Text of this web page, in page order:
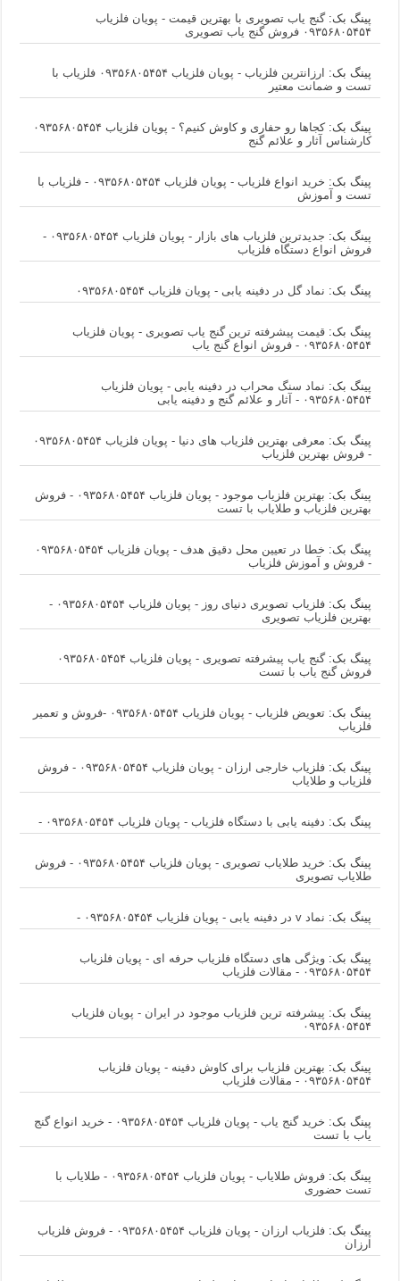
پینگ بک:گنج یاب تصویری با بهترین قیمت - پویان فلزیاب
۰۹۳۵۶۸۰۵۴۵۴ فروش گنج یاب تصویری
پینگ بک:
ارزانترین فلزیاب - پویان فلزیاب ۰۹۳۵۶۸۰۵۴۵۴ فلزیاب با
تست و ضمانت معتیر
پینگ بک:
کجاها رو حفاری و کاوش کنیم؟ - پویان فلزیاب ۰۹۳۵۶۸۰۵۴۵۴
کارشناس آثار و علائم گنج
پینگ بک:
خرید انواع فلزیاب - پویان فلزیاب ۰۹۳۵۶۸۰۵۴۵۴ - فلزیاب با
تست و آموزش
پینگ بک:
جدیدترین فلزیاب های بازار - پویان فلزیاب ۰۹۳۵۶۸۰۵۴۵۴ -
فروش انواع دستگاه فلزیاب
پینگ بک: نماد گل در دفینه یابی - پویان فلزیاب ۰۹۳۵۶۸۰۵۴۵۴
پینگ بک:قیمت پیشرفته ترین گنج یاب تصویری - پویان فلزیاب
۰۹۳۵۶۸۰۵۴۵۴ - فروش انواع گنج یاب
پینگ بک: نماد سنگ محراب در دفینه یابی - پویان فلزیاب
۰۹۳۵۶۸۰۵۴۵۴ - آثار و علائم گنج و دفینه یابی
پینگ بک:
معرفی بهترین فلزیاب های دنیا - پویان فلزیاب ۰۹۳۵۶۸۰۵۴۵۴
- فروش بهترین فلزیاب
پینگ بک:
بهترین فلزیاب موجود - پویان فلزیاب ۰۹۳۵۶۸۰۵۴۵۴ - فروش
بهترین فلزیاب و طلایاب با تست
پینگ بک:
خطا در تعیین محل دقیق هدف - پویان فلزیاب ۰۹۳۵۶۸۰۵۴۵۴
- فروش و آموزش فلزیاب
پینگ بک:
فلزیاب تصویری دنیای روز - پویان فلزیاب ۰۹۳۵۶۸۰۵۴۵۴ -
بهترین فلزیاب تصویری
پینگ بک:
گنج یاب پیشرفته تصویری - پویان فلزیاب ۰۹۳۵۶۸۰۵۴۵۴
فروش گنج یاب با تست
پینگ بک:
تعویض فلزیاب - پویان فلزیاب ۰۹۳۵۶۸۰۵۴۵۴ -فروش و تعمیر
فلزیاب
پینگ بک:
فلزیاب خارجی ارزان - پویان فلزیاب ۰۹۳۵۶۸۰۵۴۵۴ - فروش
فلزیاب و طلایاب
پینگ بک: دفینه یابی با دستگاه فلزیاب - پویان فلزیاب ۰۹۳۵۶۸۰۵۴۵۴ -
پینگ بک:
خرید طلایاب تصویری - پویان فلزیاب ۰۹۳۵۶۸۰۵۴۵۴ - فروش
طلایاب تصویری
پینگ بک: نماد v در دفینه یابی - پویان فلزیاب ۰۹۳۵۶۸۰۵۴۵۴ -
پینگ بک:ویژگی های دستگاه فلزیاب حرفه ای - پویان فلزیاب
۰۹۳۵۶۸۰۵۴۵۴ - مقالات فلزیاب
پینگ بک: پیشرفته ترین فلزیاب موجود در ایران - پویان فلزیاب
۰۹۳۵۶۸۰۵۴۵۴
پینگ بک: بهترین فلزیاب برای کاوش دفینه - پویان فلزیاب
۰۹۳۵۶۸۰۵۴۵۴ - مقالات فلزیاب
پینگ بک:
خرید گنج یاب - پویان فلزیاب ۰۹۳۵۶۸۰۵۴۵۴ - خرید انواع گنج
یاب با تست
پینگ بک:
فروش طلایاب - پویان فلزیاب ۰۹۳۵۶۸۰۵۴۵۴ - طلایاب با
تست حضوری
پینگ بک:
فلزیاب ارزان - پویان فلزیاب ۰۹۳۵۶۸۰۵۴۵۴ - فروش فلزیاب
ارزان